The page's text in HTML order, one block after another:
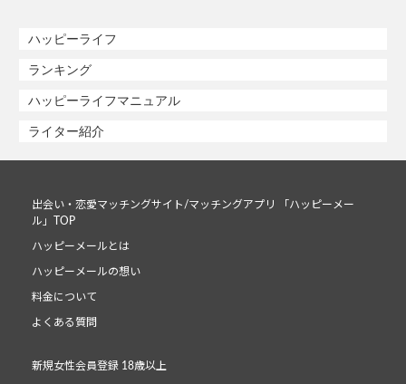
ハッピーライフ
ランキング
ハッピーライフマニュアル
ライター紹介
出会い・恋愛マッチングサイト/マッチングアプリ 「ハッピーメー
ル」TOP
ハッピーメールとは
ハッピーメールの想い
料金について
よくある質問
新規女性会員登録 18歳以上